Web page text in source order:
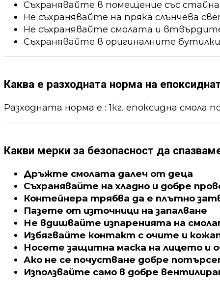
Съхранявайте в помещение със
Не съхранявайте на пряка слънчева
Не съхранявайте смолата и
Съхранявайте в оригиналните
Каква е разходната норма на
Разходната норма е : 1кг. епоксидна смола
Какви мерки за безопасност да
Дръжте смолата далеч от деца
Съхранявайте на хладно и добре
Контейнера трябва да е плътно
Пазете от източници на запалване
Не вдишвайте изпаренията на
Избягвайте контакт с очите и
Носете защитна маска на лицето и
Ако не се почустване добре
Използвайте само в добре